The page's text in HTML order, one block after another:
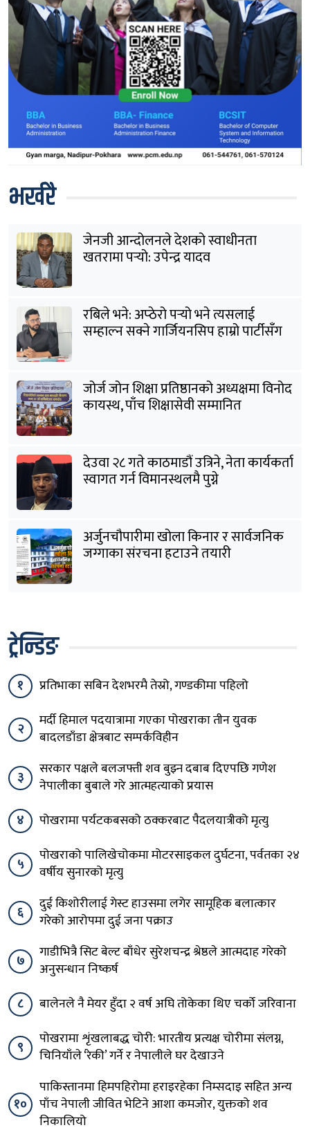
भर्खरै
जेनजी आन्दोलनले देशको स्वाधीनता
खतरामा पर्‍यो: उपेन्द्र यादव
रबिले भने: अप्ठेरो पर्‍यो भने त्यसलाई
सम्हाल्न सक्ने गार्जियनसिप हाम्रो पार्टीसँग
जोर्ज जोन शिक्षा प्रतिष्ठानको अध्यक्षमा विनोद
कायस्थ, पाँच शिक्षासेवी सम्मानित
देउवा २८ गते काठमाडौं उत्रिने, नेता कार्यकर्ता
स्वागत गर्न विमानस्थलमै पुग्ने
अर्जुनचौपारीमा खोला किनार र सार्वजनिक
जग्गाका संरचना हटाउने तयारी
ट्रेन्डिङ
१ प्रतिभाका सबिन देशभरमै तेस्रो, गण्डकीमा पहिलो
२
मर्दी हिमाल पदयात्रामा गएका पोखराका तीन युवक
बादलडाँडा क्षेत्रबाट सम्पर्कविहीन
३
सरकार पक्षले बलजफ्ती शव बुझ्न दबाब दिएपछि गणेश
नेपालीका बुबाले गरे आत्महत्याको प्रयास
४
पोखरामा पर्यटकबसको ठक्करबाट पैदलयात्रीको मृत्यु
५
पोखराको पालिखेचोकमा मोटरसाइकल दुर्घटना, पर्वतका २४
वर्षीय सुनारको मृत्यु
६
दुई किशोरीलाई गेस्ट हाउसमा लगेर सामूहिक बलात्कार
गरेको आरोपमा दुई जना पक्राउ
७
गाडीभित्रै सिट बेल्ट बाँधेर सुरेशचन्द्र श्रेष्ठले आत्मदाह गरेको
अनुसन्धान निष्कर्ष
८
बालेनले नै मेयर हुँदा २ वर्ष अघि तोकेका थिए चर्को जरिवाना
९
पोखरामा शृंखलाबद्ध चोरी: भारतीय प्रत्यक्ष चोरीमा संलग्न,
चिनियाँले ‘रेकी’ गर्ने र नेपालीले घर देखाउने
१०
पाकिस्तानमा हिमपहिरोमा हराइरहेका निम्सदाइ सहित अन्य
पाँच नेपाली जीवित भेटिने आशा कमजोर, युक्तको शव
निकालियो